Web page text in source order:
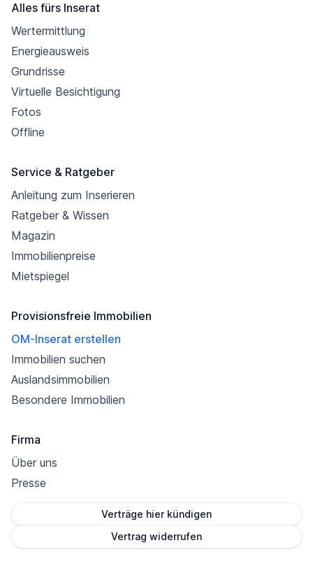
Alles fürs Inserat
Wertermittlung
Energieausweis
Grundrisse
Virtuelle Besichtigung
Fotos
Offline
Service & Ratgeber
Anleitung zum Inserieren
Ratgeber & Wissen
Magazin
Immobilienpreise
Mietspiegel
Provisionsfreie Immobilien
OM-Inserat erstellen
Immobilien suchen
Auslandsimmobilien
Besondere Immobilien
Firma
Über uns
Presse
Verträge hier kündigen
Vertrag widerrufen